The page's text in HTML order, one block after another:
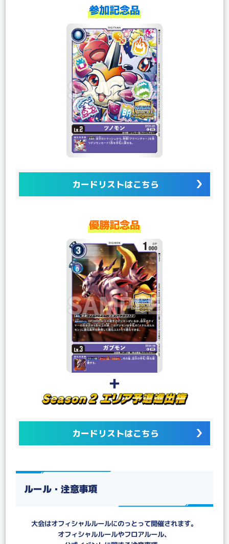
参加記念品
カードリストはこちら
優勝記念品
カードリストはこちら
ルール・注意事項
大会はオフィシャルルールにのっとって開催されます。
オフィシャルルールやフロアルール、